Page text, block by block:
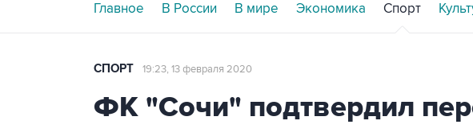
Главное В России В мире Экономика Спорт
СПОРТ 19:23, 13 февраля 2020
ФК "Сочи" подтвердил